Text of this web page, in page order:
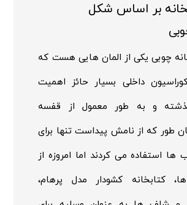
بر اساس شکل
چوبی یکی از المان هایی هست که
داخلی بسیار حائز اهمیت
و به طور معمول از قفسه
طور که از نامش پیداست تنها برای
ها استفاده می کردند اما امروزه از
کتابخانه کشودار مدل پرهام،